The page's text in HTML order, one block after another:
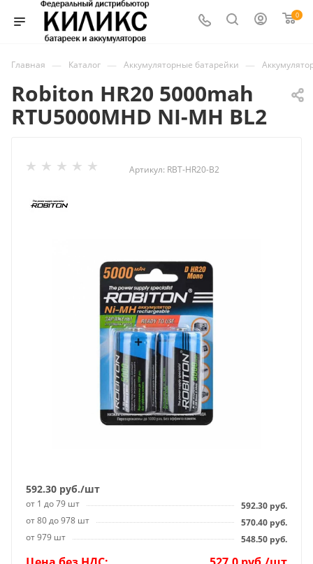
0
Главная — Каталог — Аккумуляторные батарейки —
Robiton HR20 5000mah
RTU5000MHD NI-MH BL2
Артикул: RBT-HR20-B2
592.30 руб./шт
от 1 до 79 шт 592.30 руб.
от 80 до 978 шт
570.40 руб.
от 979 шт
548.50 руб.